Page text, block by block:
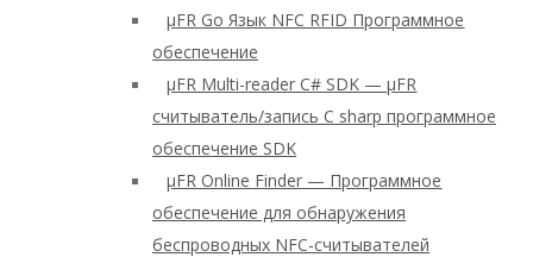
μFR Go Язык NFC RFID Программное
обеспечение
μFR Multi-reader C# SDK — μFR
считыватель/запись C sharp программное
обеспечение SDK
μFR Online Finder — Программное
обеспечение для обнаружения
беспроводных NFC-считывателей